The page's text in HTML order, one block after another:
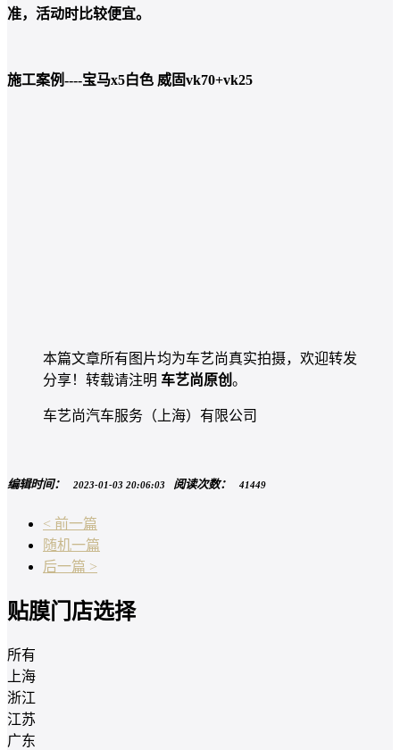
准，活动时比较便宜。
施工案例----宝马x5白色 威固vk70+vk25
本篇文章所有图片均为车艺尚真实拍摄，欢迎转发
分享！转载请注明 车艺尚原创 。
车艺尚汽车服务（上海）有限公司
编辑时间： 2023-01-03 20:06:03 阅读次数： 41449
< 前一篇
随机一篇
后一篇 >
贴膜门店选择
所有
上海
浙江
江苏
广东